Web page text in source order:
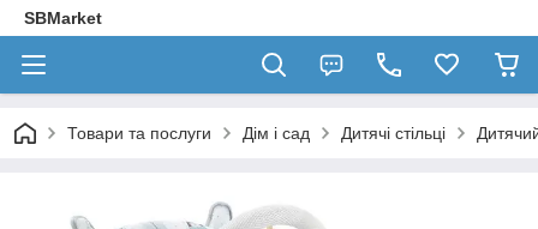
SBMarket
Товари та послуги Дім і сад Дитячі стільці